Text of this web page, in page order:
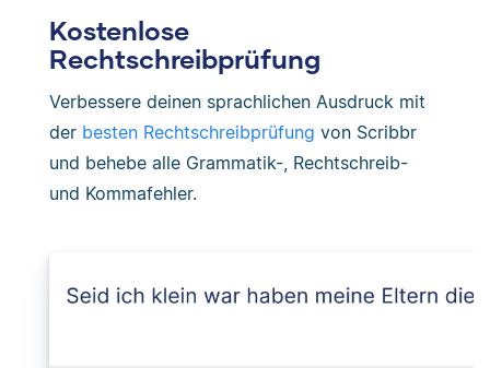
Kostenlose
Rechtschreibprüfung
Verbessere deinen sprachlichen Ausdruck mit
der besten Rechtschreibprüfung von Scribbr
und behebe alle Grammatik-, Rechtschreib-
und Kommafehler.